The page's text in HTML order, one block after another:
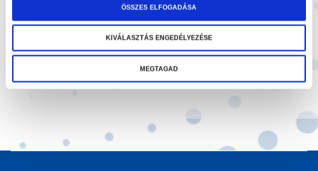
ÖSSZES ELFOGADÁSA
KIVÁLASZTÁS ENGEDÉLYEZÉSE
MEGTAGAD
Kategóriák: Mesterfelszerelések,LIGHT modellek,Egyéb